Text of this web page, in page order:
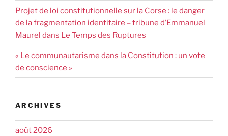
Projet de loi constitutionnelle sur la Corse : le danger
de la fragmentation identitaire – tribune d’Emmanuel
Maurel dans Le Temps des Ruptures
« Le communautarisme dans la Constitution : un vote
de conscience »
ARCHIVES
août 2026